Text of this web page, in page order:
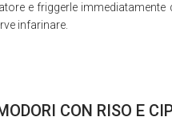
e friggerle immediatamente
infarinare.
CON RISO E